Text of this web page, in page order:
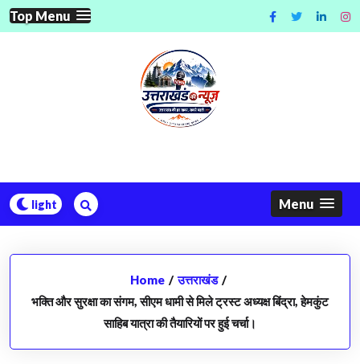
Skip
to
Top Menu
Menu
Home / उत्तराखंड /
भक्ति और सुरक्षा का संगम, सीएम धामी से मिले ट्रस्ट अध्यक्ष बिंद्रा, हेमकुंट
साहिब यात्रा की तैयारियों पर हुई चर्चा।